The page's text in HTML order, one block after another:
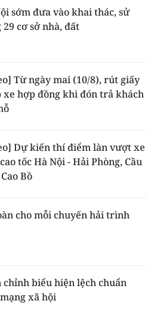
Long
sớm đưa vào khai thác, sử
29 cơ sở nhà, đất
Từ ngày mai (10/8), rút giấy
xe hợp đồng khi đón trả khách
Dự kiến thí điểm làn vượt xe
tốc Hà Nội - Hải Phòng, Cầu
Bồ
cho mỗi chuyến hải trình
chỉnh biểu hiện lệch chuẩn
xã hội